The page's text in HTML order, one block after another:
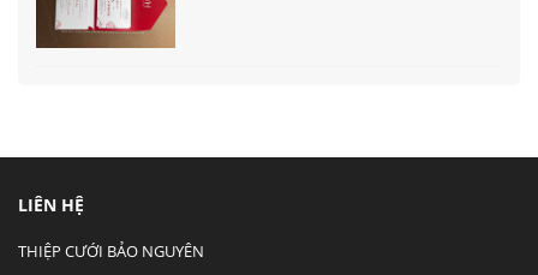
LIÊN HỆ
THIỆP CƯỚI BẢO NGUYÊN